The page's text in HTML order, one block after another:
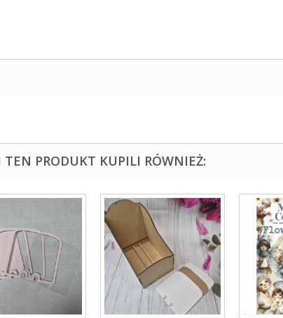
PRODUKT KUPILI RÓWNIEŻ: